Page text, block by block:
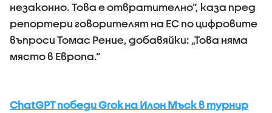
незаконно. Това е отвратително“, каза пред
репортери говорителят на ЕС по цифровите
въпроси Томас Рение, добавяйки: „Това няма
място в Европа.“
ChatGPT победи Grok на Илон Мъск в турнир